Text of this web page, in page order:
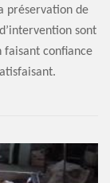
préservation de
sont
faisant confiance